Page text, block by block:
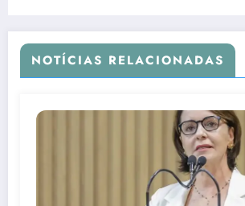
NOTÍCIAS RELACIONADAS